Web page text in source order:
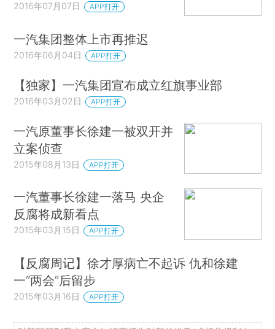
2016年07月07日 APP打开
一汽集团整体上市再推迟
2016年06月04日 APP打开
【独家】一汽集团宣布成立红旗事业部
2016年03月02日 APP打开
一汽原董事长徐建一被双开并
立案侦查
2015年08月13日 APP打开
一汽董事长徐建一落马 央企
反腐将成新看点
2015年03月15日 APP打开
【反腐周记】徐才厚病亡不起诉 仇和徐建
一“两会”后留步
2015年03月16日 APP打开